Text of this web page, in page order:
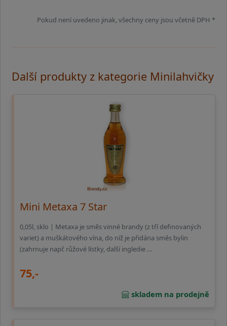
Pokud není uvedeno jinak, všechny ceny jsou včetně DPH *
Další produkty z kategorie Minilahvičky
Mini Metaxa 7 Star
0,05l, sklo | Metaxa je směs vinné brandy (z tří definovaných
variet) a muškátového vína, do níž je přidána směs bylin
(zahrnuje např. růžové lístky, další ingledie …
75,-
skladem na prodejně